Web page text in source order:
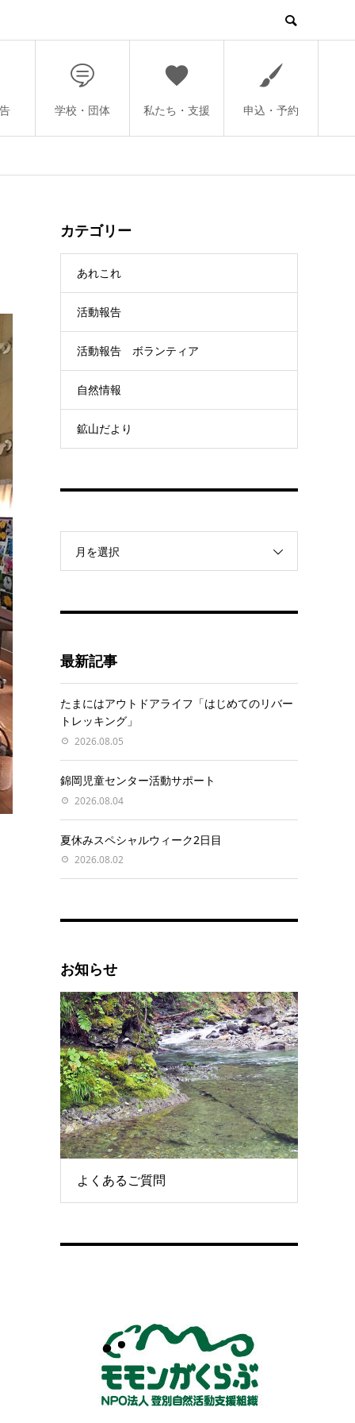
学校・団体 私たち・支援 申込・予約
カテゴリー
あれこれ
活動報告
活動報告 ボランティア
自然情報
鉱山だより
月を選択
最新記事
たまにはアウトドアライフ「はじめてのリバー
トレッキング」
2026.08.05
錦岡児童センター活動サポート
2026.08.04
夏休みスペシャルウィーク2日目
2026.08.02
お知らせ
よくあるご質問